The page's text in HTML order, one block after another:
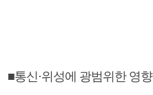
■통신·위성에 광범위한 영향